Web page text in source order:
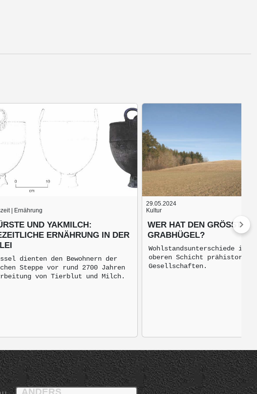
| Ernährung
UND YAKMILCH:
ERNÄHRUNG IN DER
dienten den Bewohnern der
Steppe vor rund 2700 Jahren
von Tierblut und Milch.
29.05.2024
Kultur
WER HAT DEN GRÖSSTEN G
RABHÜGEL?
Wohlstandsunterschiede
oberen Schicht
Gesellschaften.